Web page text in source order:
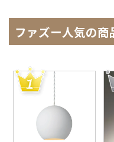
ファズー人気の